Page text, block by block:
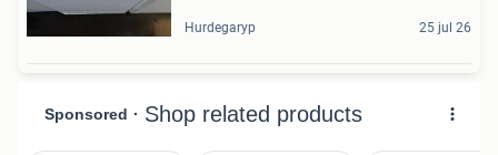
Hurdegaryp 25 jul 26